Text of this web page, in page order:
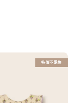
特價不退換